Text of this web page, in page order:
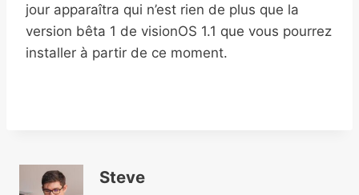
jour apparaîtra qui n’est rien de plus que la
version bêta 1 de visionOS 1.1 que vous pourrez
installer à partir de ce moment.
Steve